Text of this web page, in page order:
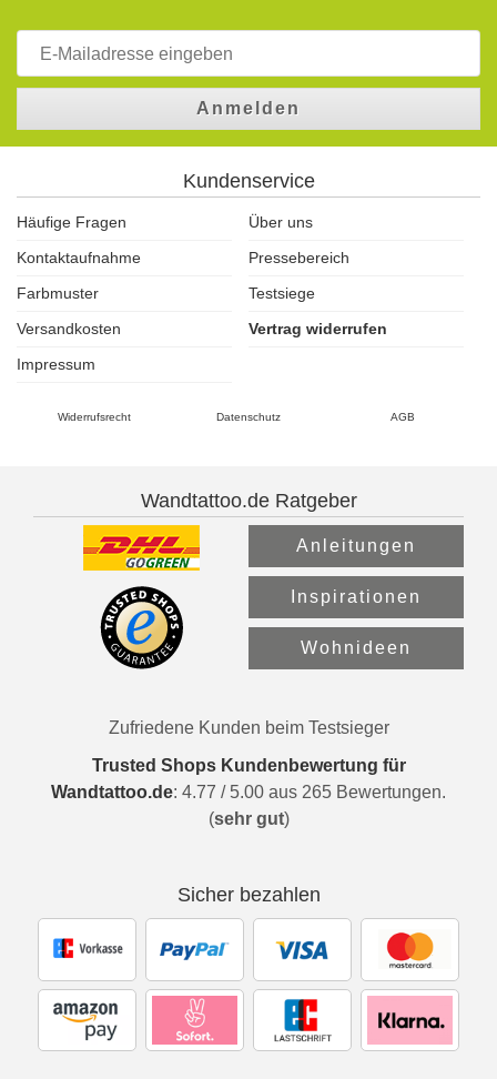
Anmelden
Kundenservice
Häufige Fragen
Über uns
Kontaktaufnahme
Pressebereich
Farbmuster
Testsiege
Versandkosten
Vertrag widerrufen
Impressum
Widerrufsrecht Datenschutz AGB
Wandtattoo.de Ratgeber
Anleitungen
Inspirationen
Wohnideen
Zufriedene Kunden beim Testsieger
Trusted Shops Kundenbewertung für
Wandtattoo.de: 4.77 / 5.00 aus 265 Bewertungen.
(sehr gut)
Sicher bezahlen